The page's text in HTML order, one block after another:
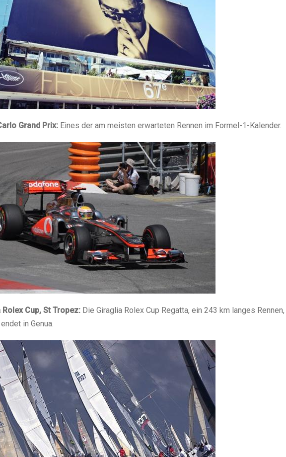
Grand Prix: Eines der am meisten erwarteten Rennen im Formel-1-Kalender.
Cup, St Tropez: Die Giraglia Rolex Cup Regatta, ein 243 km langes Rennen,
in Genua.